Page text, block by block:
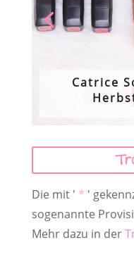
Catrice
Die mit ' * '
sogenannte
Mehr dazu in der